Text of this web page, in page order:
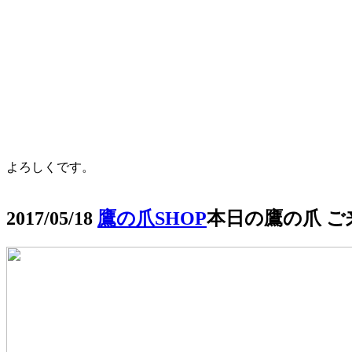
よろしくです。
2017/05/18 鷹の爪SHOP本日の鷹の爪 ご